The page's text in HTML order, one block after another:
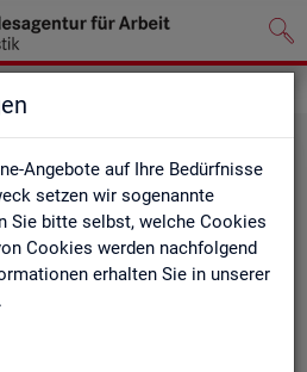
Angebote auf Ihre Bedürfnisse
setzen wir sogenannte
Sie bitte selbst, welche Cookies
Cookies werden nachfolgend
erhalten Sie in unserer
.
Ar­beits­markt